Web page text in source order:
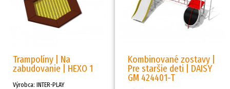
Trampolíny | Na
zabudovanie | HEXO 1
Výrobca: INTER-PLAY
Kombinované zostavy |
Pre staršie deti | DAISY
GM 424401-T